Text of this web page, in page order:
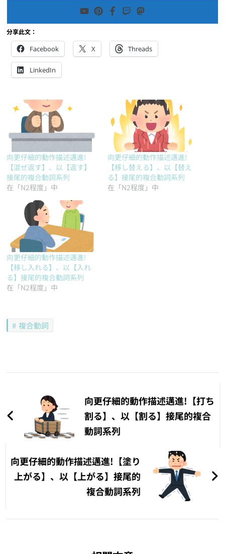
分享此文：
Facebook X Threads
LinkedIn
向更仔細的動作描述邁進!
【混ぜ返す】、以【返す】
接尾的複合動詞系列
在「N2程度」中
向更仔細的動作描述邁進!
【移し替える】、以【替え
る】接尾的複合動詞系列
在「N2程度」中
向更仔細的動作描述邁進!
【移し入れる】、以【入れ
る】接尾的複合動詞系列
在「N2程度」中
複合動詞
導
向更仔細的動作描述邁進!【打ち
割る】、以【割る】接尾的複合
動詞系列
向更仔細的動作描述邁進!【塗り
上がる】、以【上がる】接尾的
複合動詞系列